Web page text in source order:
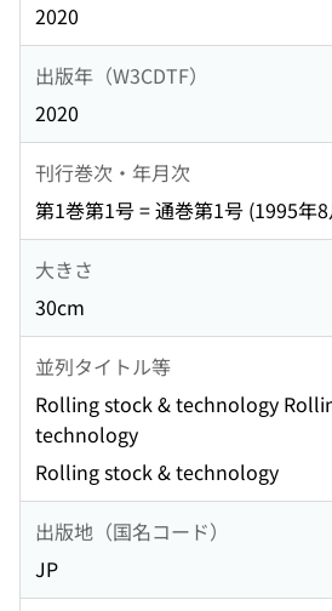
2020
出版年（W3CDTF）
2020
刊行巻次・年月次
第1巻第1号 = 通巻第1号 (1995年
大きさ
30cm
並列タイトル等
Rolling stock & technology
technology
Rolling stock & technology
出版地（国名コード）
JP